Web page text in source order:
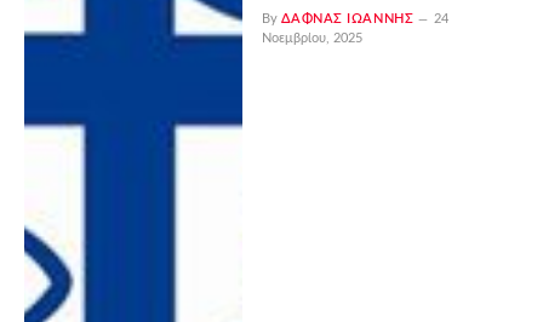
By ΔΑΦΝΆΣ ΙΩΆΝΝΗΣ
24
Νοεμβρίου, 2025